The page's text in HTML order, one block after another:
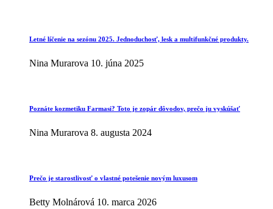
Letné líčenie na sezónu 2025. Jednoduchosť, lesk a multifunkčné produkty.
Nina Murarova 10. júna 2025
Poznáte kozmetiku Farmasi? Toto je zopár dôvodov, prečo ju vyskúšať
Nina Murarova 8. augusta 2024
Prečo je starostlivosť o vlastné potešenie novým luxusom
Betty Molnárová 10. marca 2026